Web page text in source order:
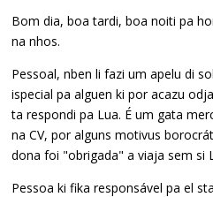
Bom dia, boa tardi, boa noiti pa
na nhos.
Pessoal, nben li fazi um apelu di
ispecial pa alguen ki por acazu
ta respondi pa Lua. É um gata
na CV, por alguns motivus
dona foi "obrigada" a viaja sem si
Pessoa ki fika responsável pa el